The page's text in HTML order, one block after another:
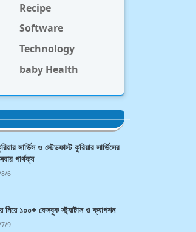
Recipe
Software
Technology
baby Health
সার্ভিস ও স্টেডফাস্ট কুরিয়ার সার্ভিসের
পার্থক্য
6
নিয়ে ১০০+ ফেসবুক স্ট্যাটাস ও ক্যাপশন
9